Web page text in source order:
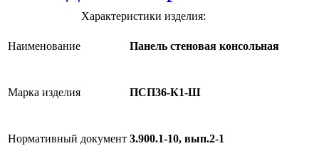
Характеристики изделия:
Наименование Панель стеновая консольная
Марка изделия ПСП36-К1-Ш
Нормативный документ 3.900.1-10, вып.2-1